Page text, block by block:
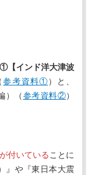
【インド洋大津波
参考資料① ）と、
）（参考資料②）
付いている ことに
』や『東日本大震